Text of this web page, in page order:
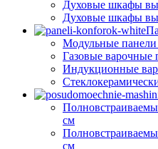
Духовые шкафы
Духовые шкафы
Модульные
Газовые варочные
Индукционные
см
см